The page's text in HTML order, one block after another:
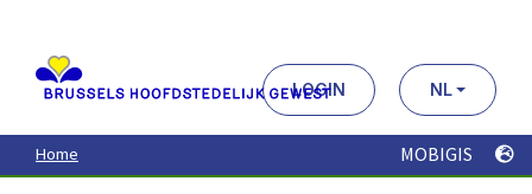
contenu
principal
LOGIN NL
Home MOBIGIS